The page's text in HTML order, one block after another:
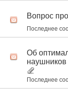
Вопрос
Последнее
Об
Последнее